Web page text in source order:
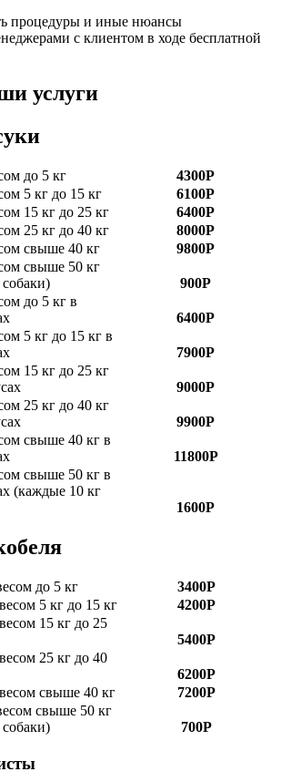
процедуры и иные нюансы
с клиентом в ходе бесплатной
услуги
до 5 кг
4300Р
5 кг до 15 кг
6100Р
15 кг до 25 кг
6400Р
25 кг до 40 кг
8000Р
свыше 40 кг
9800Р
свыше 50 кг
900Р
до 5 кг в
6400Р
5 кг до 15 кг в
7900Р
15 кг до 25 кг
9000Р
25 кг до 40 кг
9900Р
свыше 40 кг в
11800Р
свыше 50 кг в
(каждые 10 кг
1600Р
до 5 кг
3400Р
5 кг до 15 кг
4200Р
15 кг до 25
5400Р
25 кг до 40
6200Р
свыше 40 кг
7200Р
свыше 50 кг
700Р